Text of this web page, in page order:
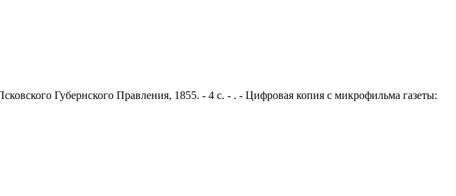
Губернского Правления, 1855. - 4 с. - . - Цифровая копия с микрофильма газеты: